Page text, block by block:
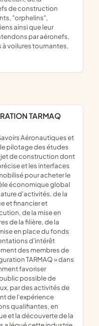
de construction
"orphelins",
ainsi que leur
par aéronefs,
à voilures tournantes,
TARMAQ
pilotage des études
de construction dont
et les interfaces
pour acheter le
économique global
d'activités, de la
et financier et
de la mise en
de la filière, de la
en place du fonds
d'intérêt
des membres de
TARMAQ » dans
favoriser
possible de
par des activités de
de l'expérience
qualifiantes, en
et la découverte de la